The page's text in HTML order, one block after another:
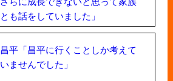
とも話をしていました」
昌平「昌平に行くことしか考えて
いませんでした」